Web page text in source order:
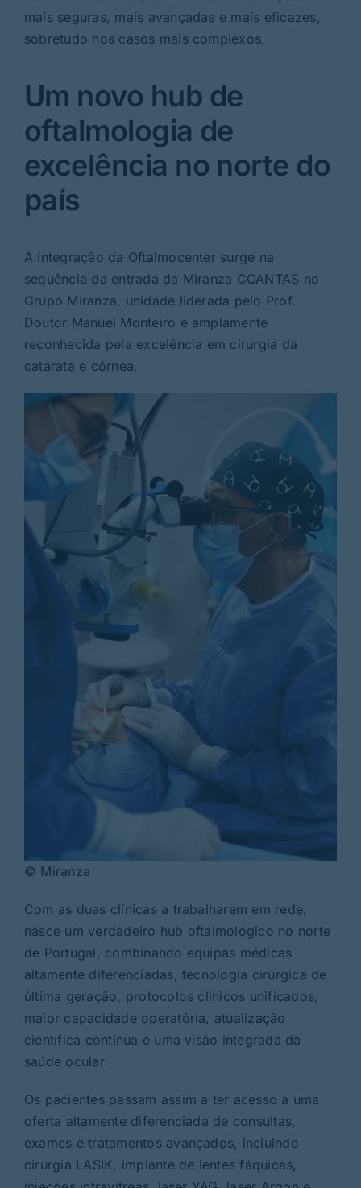
mais seguras, mais avançadas e mais eficazes,
sobretudo nos casos mais complexos.
Um novo hub de
oftalmologia de
excelência no norte do
país
A integração da Oftalmocenter surge na
sequência da entrada da Miranza COANTAS no
Grupo Miranza, unidade liderada pelo Prof.
Doutor Manuel Monteiro e amplamente
reconhecida pela excelência em cirurgia da
catarata e córnea.
© Miranza
Com as duas clínicas a trabalharem em rede,
nasce um verdadeiro hub oftalmológico no norte
de Portugal, combinando equipas médicas
altamente diferenciadas, tecnologia cirúrgica de
última geração, protocolos clínicos unificados,
maior capacidade operatória, atualização
científica contínua e uma visão integrada da
saúde ocular.
Os pacientes passam assim a ter acesso a uma
oferta altamente diferenciada de consultas,
exames e tratamentos avançados, incluindo
cirurgia LASIK, implante de lentes fáquicas,